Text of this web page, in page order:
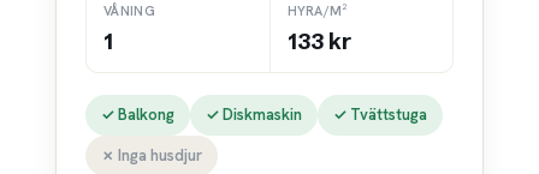
VÅNING
1
HYRA/M²
133 kr
✓ Balkong ✓ Diskmaskin
✓ Tvättstuga
✗ Inga husdjur